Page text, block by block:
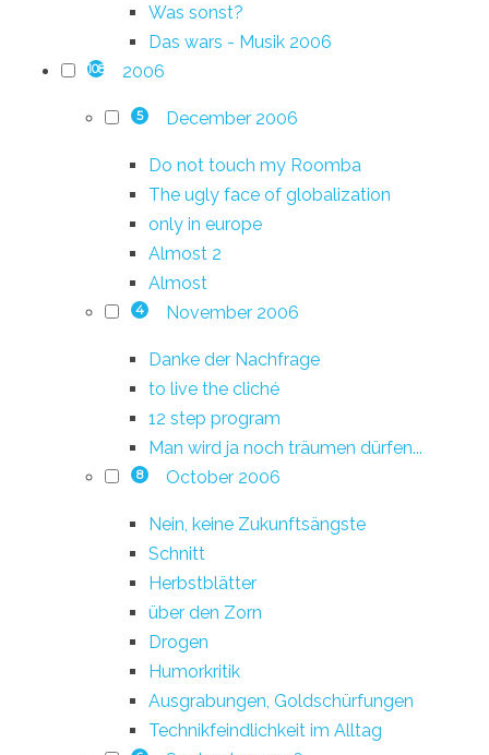
Was sonst?
Das wars - Musik 2006
108 2006
5 December 2006
Do not touch my Roomba
The ugly face of globalization
only in europe
Almost 2
Almost
4 November 2006
Danke der Nachfrage
to live the cliché
12 step program
Man wird ja noch träumen dürfen...
8 October 2006
Nein, keine Zukunftsängste
Schnitt
Herbstblätter
über den Zorn
Drogen
Humorkritik
Ausgrabungen, Goldschürfungen
Technikfeindlichkeit im Alltag